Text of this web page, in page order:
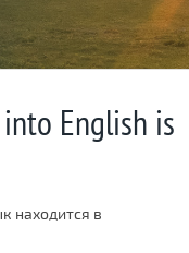
English is
находится в